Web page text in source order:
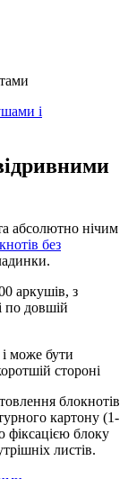
абсолютно нічим
без
аркушів, з
по довшій
може бути
стороні
блокнотів
картону (1-
фіксацією блоку
листів.